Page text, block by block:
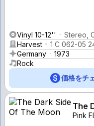
Vinyl 10-12''
Stereo,
Harvest
1 C 062-05
Germany
1973
Rock
価格をチ
The
Pink